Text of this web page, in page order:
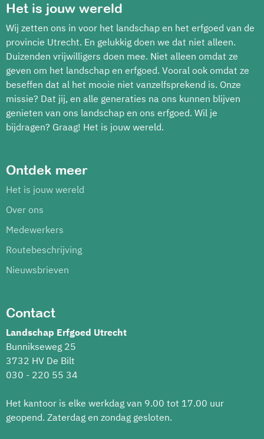
Het is jouw wereld
Wij zetten ons in voor het landschap en het erfgoed van de
provincie Utrecht. En gelukkig doen we dat niet alleen.
Duizenden vrijwilligers doen mee. Niet alleen omdat ze
geven om het landschap en erfgoed. Vooral ook omdat ze
beseffen dat al het mooie niet vanzelfsprekend is. Onze
missie? Dat jij, en alle generaties na ons kunnen blijven
genieten van ons landschap en ons erfgoed. Wil je
bijdragen? Graag! Het is jouw wereld.
Ontdek meer
Het is jouw wereld
Over ons
Medewerkers
Routebeschrijving
Nieuwsbrieven
Contact
Landschap Erfgoed Utrecht
Bunnikseweg 25
3732 HV De Bilt
030 - 220 55 34
Het kantoor is elke werkdag van 9.00 tot 17.00 uur
geopend. Zaterdag en zondag gesloten.